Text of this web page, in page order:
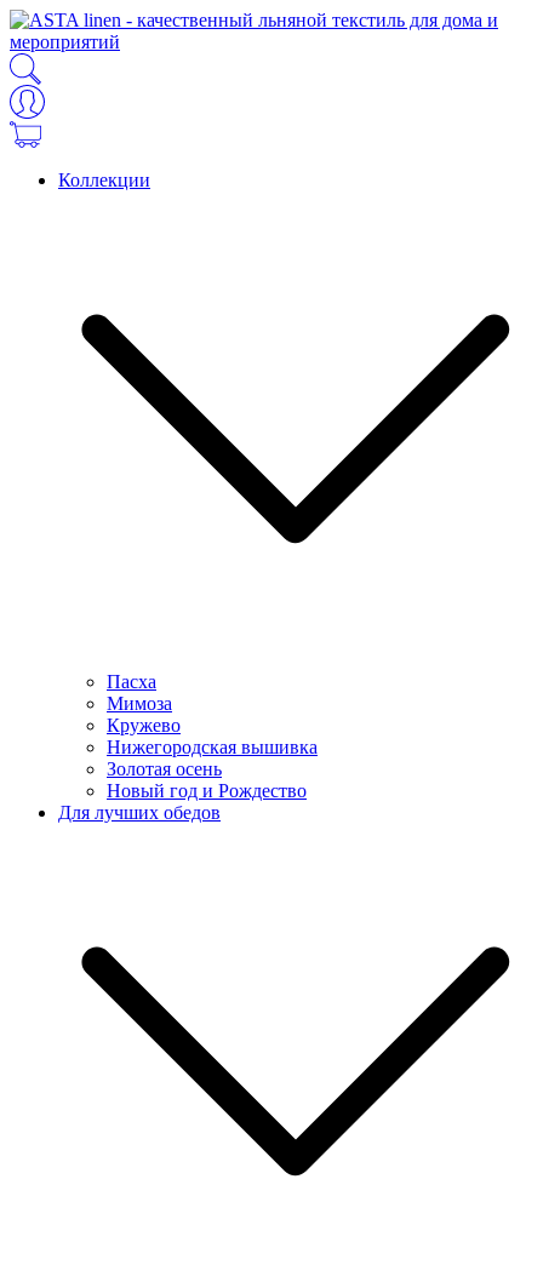
Коллекции
Пасха
Мимоза
Кружево
Нижегородская вышивка
Золотая осень
Новый год и Рождество
Для лучших обедов